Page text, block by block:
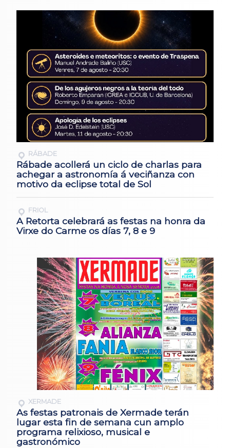
RÁBADE
Rábade acollerá un ciclo de charlas para
achegar a astronomía á veciñanza con
motivo da eclipse total de Sol
FRIOL
A Retorta celebrará as festas na honra da
Virxe do Carme os días 7, 8 e 9
XERMADE
As festas patronais de Xermade terán
lugar esta fin de semana cun amplo
programa relixioso, musical e
gastronómico